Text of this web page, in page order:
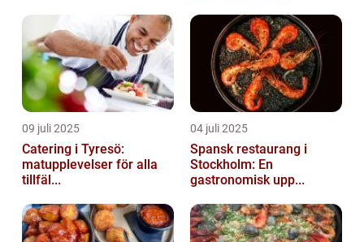
09 juli 2025
Catering i Tyresö:
matupplevelser för alla
tillfäl...
04 juli 2025
Spansk restaurang i
Stockholm: En
gastronomisk upp...